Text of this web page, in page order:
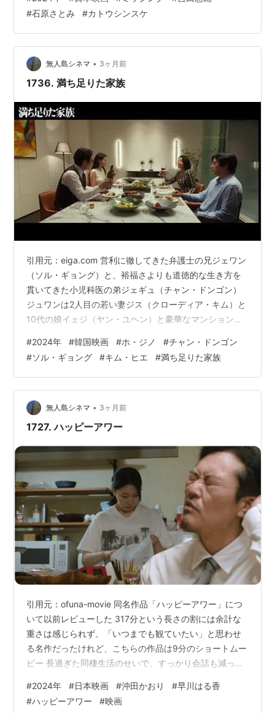
ながら、ストーリーに大きく影響する大事な役どころ」
事件を炎上させるネット民や、その原因となるマスコミ
の存在も鬱陶しいけれど、何といっても弟と先輩のクズ
っぷりがストーリーに色を添える存在だった メインの夫
婦については、深刻な場面の連続で一定のテンションが
求められる役という状況が功を奏…
#石原さとみ #カトウシンスケ
無人島シネマ • 3ヶ月前
1736. 満ち足りた家族
引用元：eiga.com 営利に徹してきた弁護士の兄ジェワン
（ソル・ギョング）と、裕福さよりも道徳的な生き方を
貫いてきた小児科医の弟ジェギュ（チャン・ドンゴン）
ジュワンは2人目の若い妻ジス（クローディア・キム）と
10代の娘イェジ（ヤン・ユヘン）と豪華なマンションに
10代の息子シホ（キム・ジョンチョル）、そして痴呆気
味になった実母の介護をしながら暮らしている この正反
対な兄弟夫婦は、月に一度高級レストランの個室で夕食
をすることにしている（もちろんジュワンの支払いで）
ある日いつもの様に集まった四人だったが、彼らが食事
をしている同じ夜に、イェジと…
#2024年 #韓国映画 #ホ・ジノ #チャン・ドンゴン
#ソル・ギョング #キム・ヒエ #満ち足りた家族
無人島シネマ • 3ヶ月前
1727. ハッピーアワー
引用元：ofuna-movie 同名作品「ハッピーアワー」につ
いて以前レビューした 317分という長さの割には余計な
重さは感じられず、「いつまでも観ていたい」と思わせ
る名作だったけれど、こちらの作品は9分のショートムー
ビー 長過ぎた同棲生活のせいで、すっかり会話も減って
いることが当たり前で、その有難みも忘れている英二に
嫌気がさしたハルは、家を出ることに ところが、ハルの
#2024年 #日本映画 #沖田かおり #早川はる香
#ハッピーアワー #映画